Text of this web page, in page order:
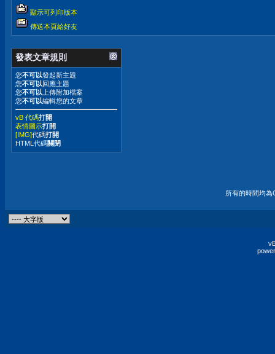
顯示可列印版本
傳送本頁給好友
發表文章規則
您不可以發起新主題
您不可以回應主題
您不可以 上傳附加檔案
您不可以編輯您的文章
vB 代碼打開
表情圖示打開
[IMG]代碼打開
HTML代碼關閉
所有的時間均為